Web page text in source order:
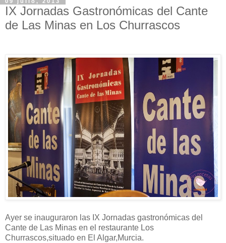
IX Jornadas Gastronómicas del Cante
de Las Minas en Los Churrascos
Ayer se inauguraron las IX Jornadas gastronómicas del
Cante de Las Minas en el restaurante Los
Churrascos,situado en El Algar,Murcia.